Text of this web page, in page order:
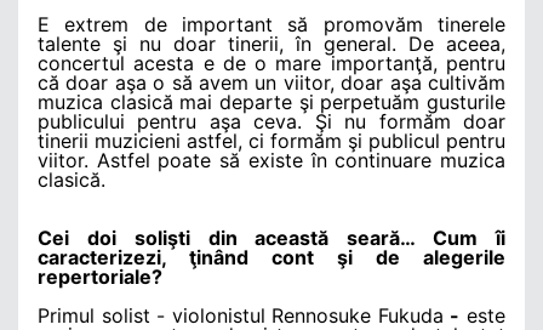
E extrem de important să promovăm tinerele
talente şi nu doar tinerii, în general. De aceea,
concertul acesta e de o mare importanţă, pentru
că doar aşa o să avem un viitor, doar aşa cultivăm
muzica clasică mai departe şi perpetuăm gusturile
publicului pentru aşa ceva. Şi nu formăm doar
tinerii muzicieni astfel, ci formăm şi publicul pentru
viitor. Astfel poate să existe în continuare muzica
clasică.
Cei doi solişti din această seară… Cum îi
caracterizezi, ţinând cont şi de alegerile
repertoriale?
Primul solist - violonistul Rennosuke Fukuda - este